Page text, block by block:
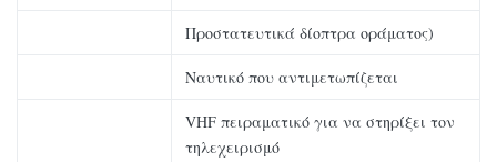
Προστατευτικά δίοπτρα οράματος)
Ναυτικό που αντιμετωπίζεται
VHF πειραματικό για να στηρίξει τον
τηλεχειρισμό